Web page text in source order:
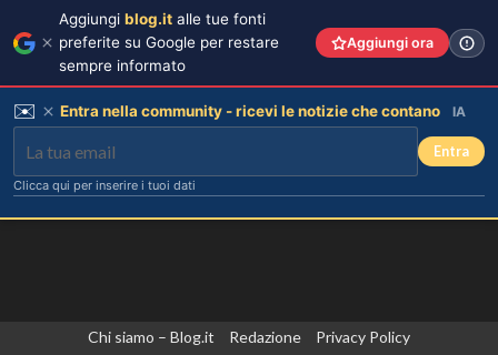
Chi siamo – Blog.it Redazione Privacy Policy
Aggiungi blog.it alle tue fonti
preferite su Google per restare
sempre informato
Aggiungi ora
✉️ Entra nella community - ricevi le notizie che contano IA
Entra
Clicca qui per inserire i tuoi dati